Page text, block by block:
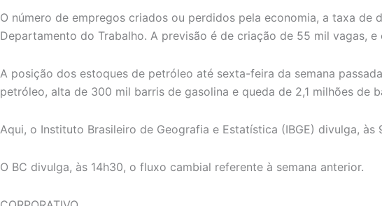
O número de empregos criados ou perdidos pela economia, a taxa
Departamento do Trabalho. A previsão é de criação de 55 mil vagas, e
A posição dos estoques de petróleo até sexta-feira da semana
petróleo, alta de 300 mil barris de gasolina e queda de 2,1 milhões de
Aqui, o Instituto Brasileiro de Geografia e Estatística (IBGE) divulga,
O BC divulga, às 14h30, o fluxo cambial referente à semana anterior.